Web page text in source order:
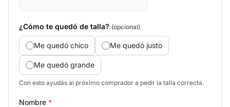
¿Cómo te quedó de talla? (opcional)
Me quedó chico Me quedó justo
Me quedó grande
Con esto ayudás al próximo comprador a pedir la talla correcta.
Nombre *